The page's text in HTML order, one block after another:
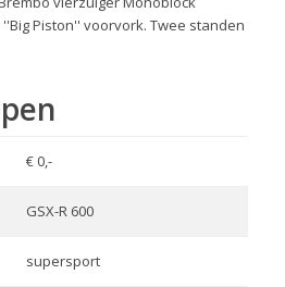
Piston'' voorvork. Twee standen
€ 0,-
GSX-R 600
supersport